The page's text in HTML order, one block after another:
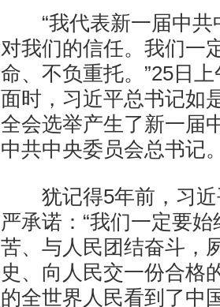
“我代表新一届中共
对我们的信任。我们一
命、不负重托。”25日
面时，习近平总书记如
全会选举产生了新一届
中共中央委员会总书记
犹记得5年前，习近
严承诺：“我们一定要
苦、与人民团结奋斗，
史、向人民交一份合格
的全世界人民看到了中